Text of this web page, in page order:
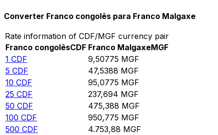
Converter Franco congolês para Franco Malgaxe
Rate information of CDF/MGF currency pair
Franco congolêsCDF Franco MalgaxeMGF
1 CDF 9,50775 MGF
5 CDF 47,5388 MGF
10 CDF 95,0775 MGF
25 CDF 237,694 MGF
50 CDF 475,388 MGF
100 CDF 950,775 MGF
500 CDF 4.753,88 MGF